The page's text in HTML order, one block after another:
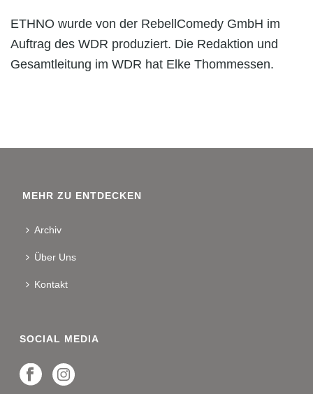
ETHNO wurde von der RebellComedy GmbH im
Auftrag des WDR produziert. Die Redaktion und
Gesamtleitung im WDR hat Elke Thommessen.
MEHR ZU ENTDECKEN
Archiv
Über Uns
Kontakt
SOCIAL MEDIA